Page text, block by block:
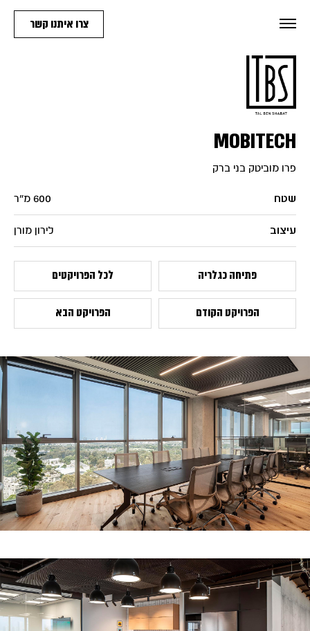
צרו איתנו קשר
MOBITECH
פרו מוביטק בני ברק
שטח
600 מ״ר
עיצוב לירון מורן
פתיחה כגלריה לכל הפרויקטים
הפרויקט הקודם הפרויקט הבא